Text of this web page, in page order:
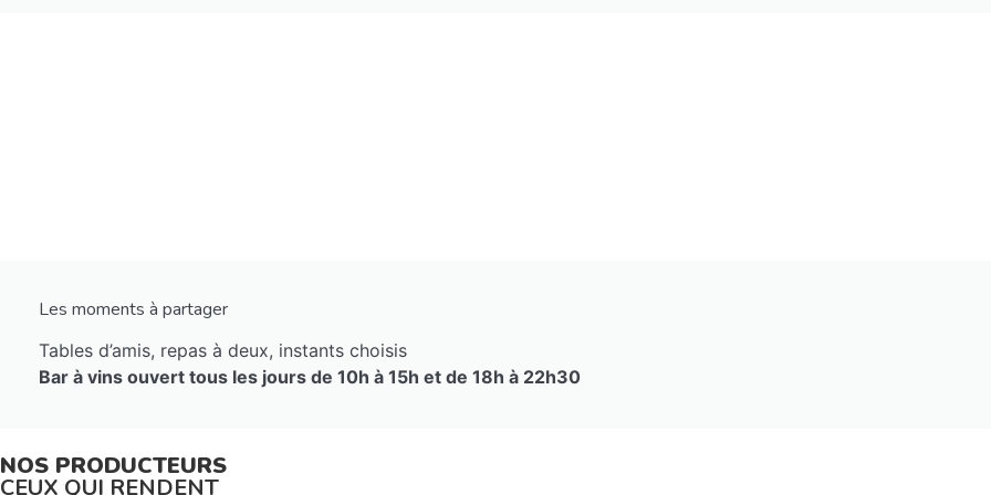
Les moments à partager
Tables d’amis, repas à deux, instants choisis
Bar à vins ouvert tous les jours de 10h à 15h et de 18h à 22h30
NOS PRODUCTEURS
CEUX QUI RENDENT